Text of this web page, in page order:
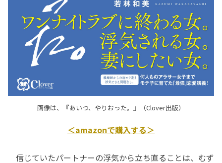
画像は、『あいつ、やりおった。』（Clover出版）
＜amazonで購入する＞
信じていたパートナーの浮気から立ち直ることは、むず